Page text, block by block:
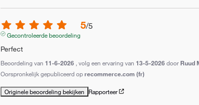
5/5
Gecontroleerde beoordeling
Perfect
Beoordeling van 11-6-2026 , volg een ervaring van 13-5-2026 door Ruud
Oorspronkelijk gepubliceerd oprecommerce.com (fr)
Originele beoordeling bekijken Rapporteer